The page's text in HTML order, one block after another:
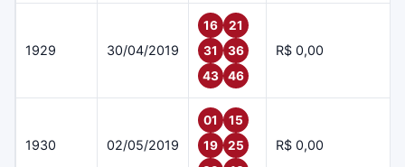
1929 30/04/2019
16
21
31
36
43
46
R$ 0,00
1930 02/05/2019
01
15
19
25
R$ 0,00